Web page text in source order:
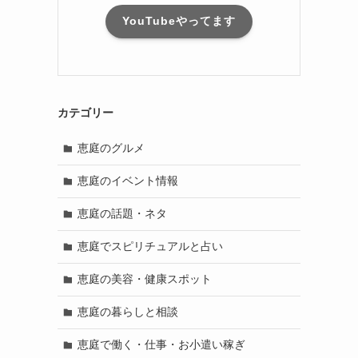
YouTubeやってます
カテゴリー
恵庭のグルメ
恵庭のイベント情報
恵庭の話題・ネタ
恵庭でスピリチュアルと占い
恵庭の美容・健康スポット
恵庭の暮らしと相談
恵庭で働く・仕事・お小遣い稼ぎ